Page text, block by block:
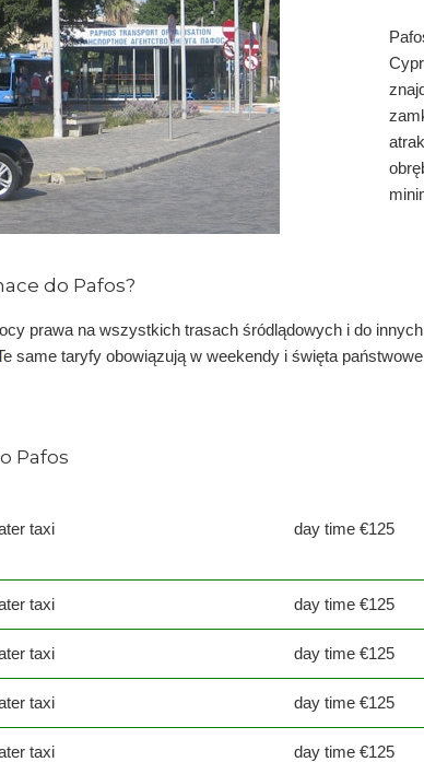
do Pafos?
prawa na wszystkich trasach śródlądowych i do
same taryfy obowiązują w weekendy i święta
Pafos
taxi day time €125
taxi day time €125
taxi day time €125
taxi day time €125
taxi day time €125